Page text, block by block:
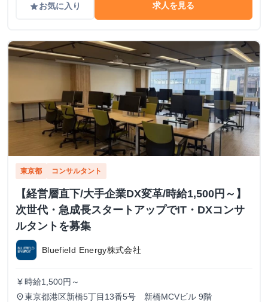
gradeお気に入り 求人を見る
東京都 コンサルタント
【経営層直下/大手企業DX変革/時給1,500円～】
次世代・急成長スタートアップでIT・DXコンサ
ルタントを募集
Bluefield Energy株式会社
currency_yen 時給1,500円～
place東京都港区新橋5丁目13番5号 新橋MCVビル 9階